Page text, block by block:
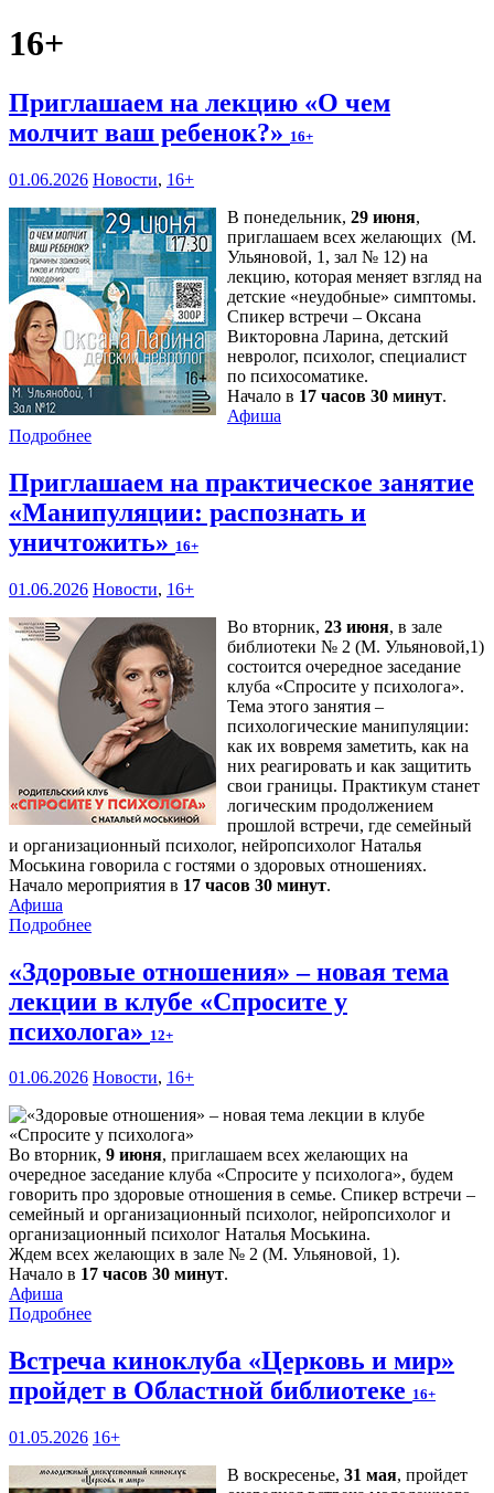
16+
Приглашаем на лекцию «О чем
молчит ваш ребенок?» 16+
01.06.2026 Новости, 16+
В понедельник, 29 июня,
приглашаем всех желающих (М.
Ульяновой, 1, зал № 12) на
лекцию, которая меняет взгляд на
детские «неудобные» симптомы.
Спикер встречи – Оксана
Викторовна Ларина, детский
невролог, психолог, специалист
по психосоматике.
Начало в 17 часов 30 минут.
Афиша
Подробнее
Приглашаем на практическое занятие
«Манипуляции: распознать и
уничтожить» 16+
01.06.2026 Новости, 16+
Во вторник, 23 июня, в зале
библиотеки № 2 (М. Ульяновой,1)
состоится очередное заседание
клуба «Спросите у психолога».
Тема этого занятия –
психологические манипуляции:
как их вовремя заметить, как на
них реагировать и как защитить
свои границы. Практикум станет
логическим продолжением
прошлой встречи, где семейный
и организационный психолог, нейропсихолог Наталья
Моськина говорила с гостями о здоровых отношениях.
Начало мероприятия в 17 часов 30 минут.
Афиша
Подробнее
«Здоровые отношения» – новая тема
лекции в клубе «Спросите у
психолога» 12+
01.06.2026 Новости, 16+
Во вторник, 9 июня, приглашаем всех желающих на
очередное заседание клуба «Спросите у психолога», будем
говорить про здоровые отношения в семье. Спикер встречи –
семейный и организационный психолог, нейропсихолог и
организационный психолог Наталья Моськина.
Ждем всех желающих в зале № 2 (М. Ульяновой, 1).
Начало в 17 часов 30 минут.
Афиша
Подробнее
Встреча киноклуба «Церковь и мир»
пройдет в Областной библиотеке 16+
01.05.2026 16+
В воскресенье, 31 мая, пройдет